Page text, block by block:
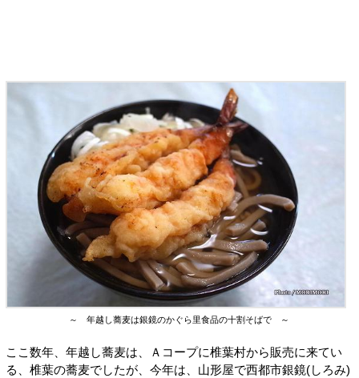
～ 年越し蕎麦は銀鏡のかぐら里食品の十割そばで ～
ここ数年、年越し蕎麦は、Ａコープに椎葉村から販売に来てい
る、椎葉の蕎麦でしたが、今年は、山形屋で西都市銀鏡(しろみ)